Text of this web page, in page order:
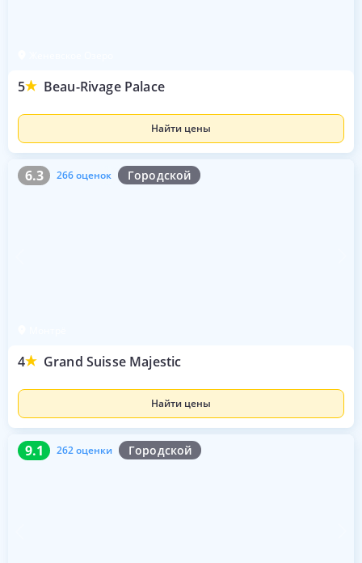
5 Beau-Rivage Palace
Найти цены
6.3 266 оценок Городской
4 Grand Suisse Majestic
6.3 266 оценок
Найти цены
9.1 262 оценки Городской
9.1 262 оценки